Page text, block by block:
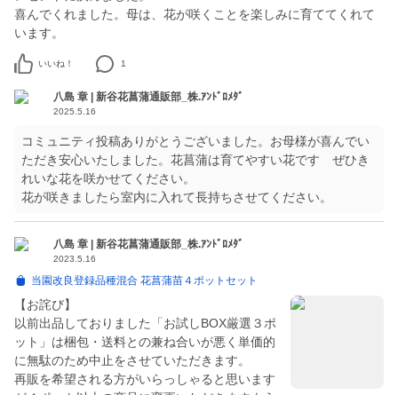
喜んでくれました。母は、花が咲くことを楽しみに育ててくれて
います。
いいね！ 1
八島 章 | 新谷花菖蒲通販部_株.ｱﾝﾄﾞﾛﾒﾀﾞ
2025.5.16
コミュニティ投稿ありがとうございました。お母様が喜んでい
ただき安心いたしました。花菖蒲は育てやすい花です ぜひき
れいな花を咲かせてください。
花が咲きましたら室内に入れて長持ちさせてください。
八島 章 | 新谷花菖蒲通販部_株.ｱﾝﾄﾞﾛﾒﾀﾞ
2023.5.16
当園改良登録品種混合 花菖蒲苗４ポットセット
【お詫び】
以前出品しておりました「お試しBOX厳選３ポ
ット」は梱包・送料との兼ね合いが悪く単価的
に無駄のため中止をさせていただきます。
再販を希望される方がいらっしゃると思います